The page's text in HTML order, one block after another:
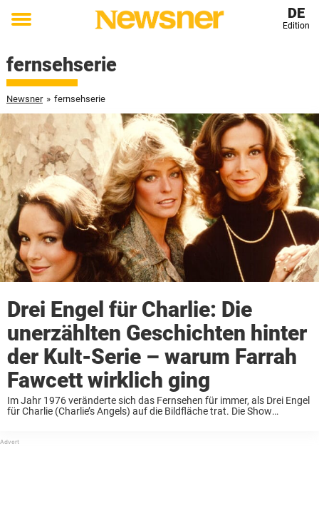
Toggle
DE
Edition
fernsehserie
Newsner » fernsehserie
Drei Engel für Charlie: Die
unerzählten Geschichten hinter
der Kult-Serie – warum Farrah
Fawcett wirklich ging
Im Jahr 1976 veränderte sich das Fernsehen für immer, als Drei Engel
für Charlie (Charlie’s Angels) auf die Bildfläche trat. Die Show